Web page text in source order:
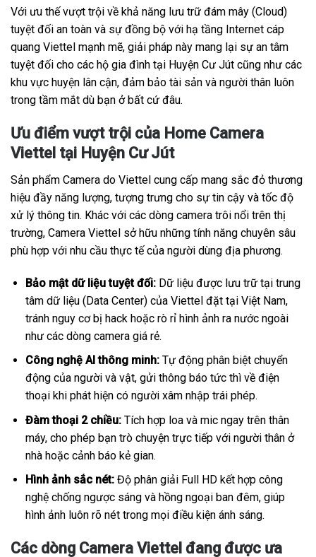
Với ưu thế vượt trội về khả năng lưu trữ đám mây (Cloud)
tuyệt đối an toàn và sự đồng bộ với hạ tầng Internet cáp
quang Viettel mạnh mẽ, giải pháp này mang lại sự an tâm
tuyệt đối cho các hộ gia đình tại Huyện Cư Jút cũng như các
khu vực huyện lân cận, đảm bảo tài sản và người thân luôn
trong tầm mắt dù bạn ở bất cứ đâu.
Ưu điểm vượt trội của Home Camera
Viettel tại Huyện Cư Jút
Sản phẩm Camera do Viettel cung cấp mang sắc đỏ thương
hiệu đầy năng lượng, tượng trưng cho sự tin cậy và tốc độ
xử lý thông tin. Khác với các dòng camera trôi nổi trên thị
trường, Camera Viettel sở hữu những tính năng chuyên sâu
phù hợp với nhu cầu thực tế của người dùng địa phương.
Bảo mật dữ liệu tuyệt đối:Dữ liệu được lưu trữ tại trung
tâm dữ liệu (Data Center) của Viettel đặt tại Việt Nam,
tránh nguy cơ bị hack hoặc rò rỉ hình ảnh ra nước ngoài
như các dòng camera giá rẻ.
Công nghệ AI thông minh:Tự động phân biệt chuyển
động của người và vật, gửi thông báo tức thì về điện
thoại khi phát hiện có người xâm nhập trái phép.
Đàm thoại 2 chiều:Tích hợp loa và mic ngay trên thân
máy, cho phép bạn trò chuyện trực tiếp với người thân ở
nhà hoặc cảnh báo kẻ gian.
Hình ảnh sắc nét:Độ phân giải Full HD kết hợp công
nghệ chống ngược sáng và hồng ngoại ban đêm, giúp
hình ảnh luôn rõ nét trong mọi điều kiện ánh sáng.
Các dòng Camera Viettel đang được ưa